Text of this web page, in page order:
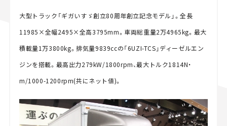
大型トラック「ギガいすゞ創立80周年創立記念モデル」。全長
11985×全幅2495×全高3795mm。車両総重量2万4965kg。最大
積載量1万3800kg。排気量9839ccの「6UZI-TCS」ディーゼルエン
ジンを搭載。最高出力279kW/1800rpm、最大トルク1814N・
m/1000-1200rpm(共にネット値)。